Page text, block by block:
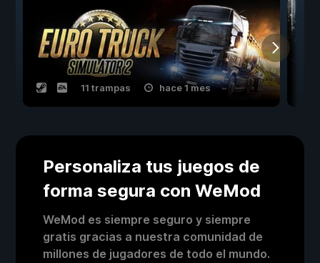
11 trampas hace 1 mes
Personaliza tus juegos de
forma segura con WeMod
WeMod es siempre seguro y siempre
gratis gracias a nuestra comunidad de
millones de jugadores de todo el mundo.